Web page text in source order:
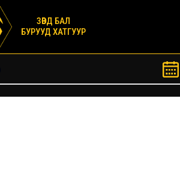
ЗӨВД БАЛ
БУРУУД ХАТГУУР